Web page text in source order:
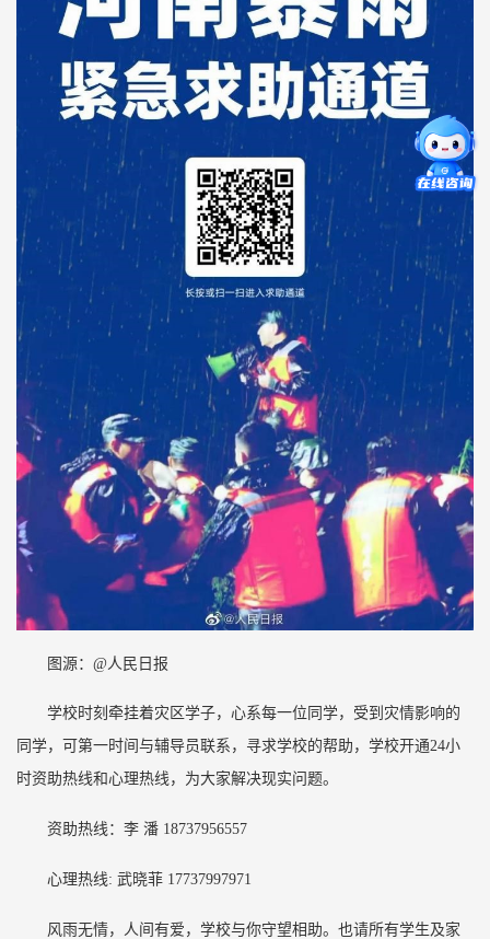
图源：@人民日报
学校时刻牵挂着灾区学子，心系每一位同学，受到灾情影响的
同学，可第一时间与辅导员联系，寻求学校的帮助，学校开通24小
时资助热线和心理热线，为大家解决现实问题。
资助热线：李 潘 18737956557
心理热线: 武晓菲 17737997971
风雨无情，人间有爱，学校与你守望相助。也请所有学生及家